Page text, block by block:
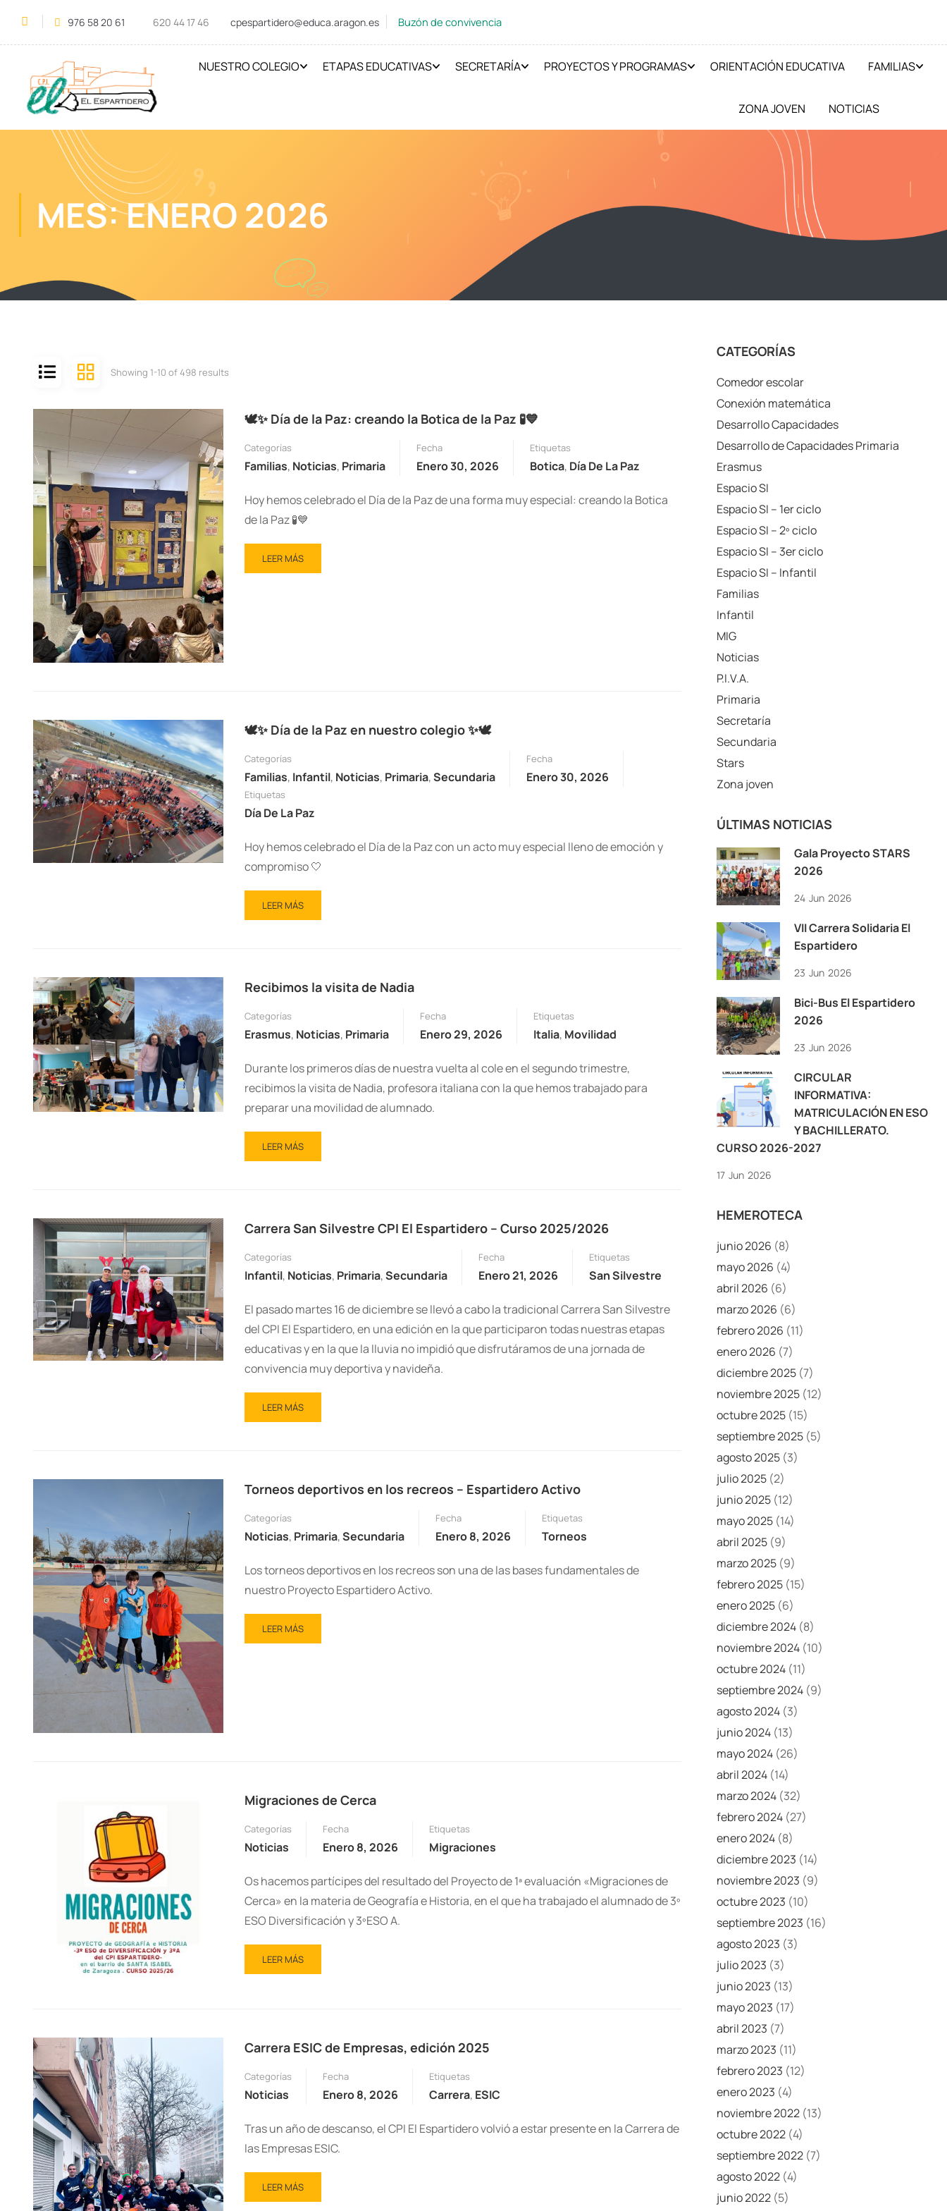
976 58 20 61 620 44 17 46 cpespartidero@educa.aragon.es Buzón de convivencia
NUESTRO COLEGIO ETAPAS EDUCATIVAS SECRETARÍA PROYECTOS Y PROGRAMAS ORIENTACIÓN EDUCATIVA FAMILIAS
ZONA JOVEN NOTICIAS
MES: ENERO 2026
Showing 1-10 of 498 results
🕊️✨ Día de la Paz: creando la Botica de la Paz 🧪💙
Categorías
Familias, Noticias, Primaria
Fecha
Enero 30, 2026
Etiquetas
Botica, Día De La Paz
Hoy hemos celebrado el Día de la Paz de una forma muy especial: creando la Botica
de la Paz 🧪💙
LEER MÁS
🕊️✨ Día de la Paz en nuestro colegio ✨🕊️
Categorías
Familias, Infantil, Noticias, Primaria,Secundaria
Fecha
Enero 30, 2026
Etiquetas
Día De La Paz
Hoy hemos celebrado el Día de la Paz con un acto muy especial lleno de emoción y
compromiso 🤍
LEER MÁS
Recibimos la visita de Nadia
Categorías
Erasmus, Noticias, Primaria
Fecha
Enero 29, 2026
Etiquetas
Italia, Movilidad
Durante los primeros días de nuestra vuelta al cole en el segundo trimestre,
recibimos la visita de Nadia, profesora italiana con la que hemos trabajado para
preparar una movilidad de alumnado.
LEER MÁS
Carrera San Silvestre CPI El Espartidero – Curso 2025/2026
Categorías
Infantil, Noticias, Primaria,Secundaria
Fecha
Enero 21, 2026
Etiquetas
San Silvestre
El pasado martes 16 de diciembre se llevó a cabo la tradicional Carrera San Silvestre
del CPI El Espartidero, en una edición en la que participaron todas nuestras etapas
educativas y en la que la lluvia no impidió que disfrutáramos de una jornada de
convivencia muy deportiva y navideña.
LEER MÁS
Torneos deportivos en los recreos – Espartidero Activo
Categorías
Noticias, Primaria,Secundaria
Fecha
Enero 8, 2026
Etiquetas
Torneos
Los torneos deportivos en los recreos son una de las bases fundamentales de
nuestro Proyecto Espartidero Activo.
LEER MÁS
Migraciones de Cerca
Categorías
Noticias
Fecha
Enero 8, 2026
Etiquetas
Migraciones
Os hacemos partícipes del resultado del Proyecto de 1ª evaluación «Migraciones de
Cerca» en la materia de Geografía e Historia, en el que ha trabajado el alumnado de 3º
ESO Diversificación y 3ºESO A.
LEER MÁS
Carrera ESIC de Empresas, edición 2025
Categorías
Noticias
Fecha
Enero 8, 2026
Etiquetas
Carrera, ESIC
Tras un año de descanso, el CPI El Espartidero volvió a estar presente en la Carrera de
las Empresas ESIC.
LEER MÁS
CATEGORÍAS
Comedor escolar
Conexión matemática
Desarrollo Capacidades
Desarrollo de Capacidades Primaria
Erasmus
Espacio SI
Espacio SI – 1er ciclo
Espacio SI – 2º ciclo
Espacio SI – 3er ciclo
Espacio SI – Infantil
Familias
Infantil
MIG
Noticias
P.I.V.A.
Primaria
Secretaría
Secundaria
Stars
Zona joven
ÚLTIMAS NOTICIAS
Gala Proyecto STARS
2026
24 Jun 2026
VII Carrera Solidaria El
Espartidero
23 Jun 2026
Bici-Bus El Espartidero
2026
23 Jun 2026
CIRCULAR
INFORMATIVA:
MATRICULACIÓN EN ESO
Y BACHILLERATO.
CURSO 2026-2027
17 Jun 2026
HEMEROTECA
junio 2026 (8)
mayo 2026 (4)
abril 2026 (6)
marzo 2026 (6)
febrero 2026 (11)
enero 2026 (7)
diciembre 2025 (7)
noviembre 2025 (12)
octubre 2025 (15)
septiembre 2025 (5)
agosto 2025 (3)
julio 2025 (2)
junio 2025 (12)
mayo 2025 (14)
abril 2025 (9)
marzo 2025 (9)
febrero 2025 (15)
enero 2025 (6)
diciembre 2024 (8)
noviembre 2024 (10)
octubre 2024 (11)
septiembre 2024 (9)
agosto 2024 (3)
junio 2024 (13)
mayo 2024 (26)
abril 2024 (14)
marzo 2024 (32)
febrero 2024 (27)
enero 2024 (8)
diciembre 2023 (14)
noviembre 2023 (9)
octubre 2023 (10)
septiembre 2023 (16)
agosto 2023 (3)
julio 2023 (3)
junio 2023 (13)
mayo 2023 (17)
abril 2023 (7)
marzo 2023 (11)
febrero 2023 (12)
enero 2023 (4)
noviembre 2022 (13)
octubre 2022 (4)
septiembre 2022 (7)
agosto 2022 (4)
junio 2022 (5)